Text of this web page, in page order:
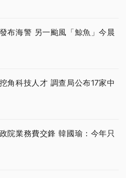
布海警 另一颱風「鯨魚」今晨
角科技人才 調查局公布17家中
院業務費交鋒 韓國瑜：今年只